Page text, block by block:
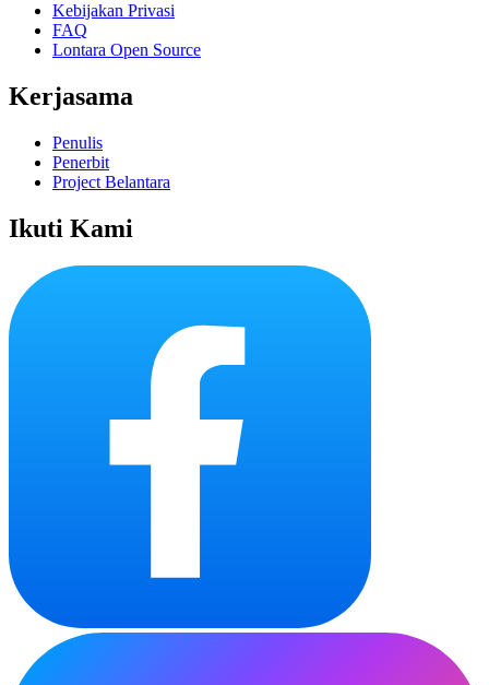
Kebijakan Privasi
FAQ
Lontara Open Source
Kerjasama
Penulis
Penerbit
Project Belantara
Ikuti Kami